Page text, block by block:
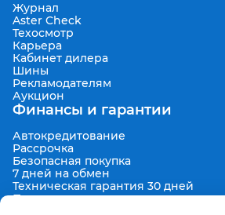
Журнал
Aster Check
Техосмотр
Карьера
Кабинет дилера
Шины
Рекламодателям
Аукцион
Финансы и гарантии
Автокредитование
Рассрочка
Безопасная покупка
7 дней на обмен
Техническая гарантия 30 дней
Продленная гарантия